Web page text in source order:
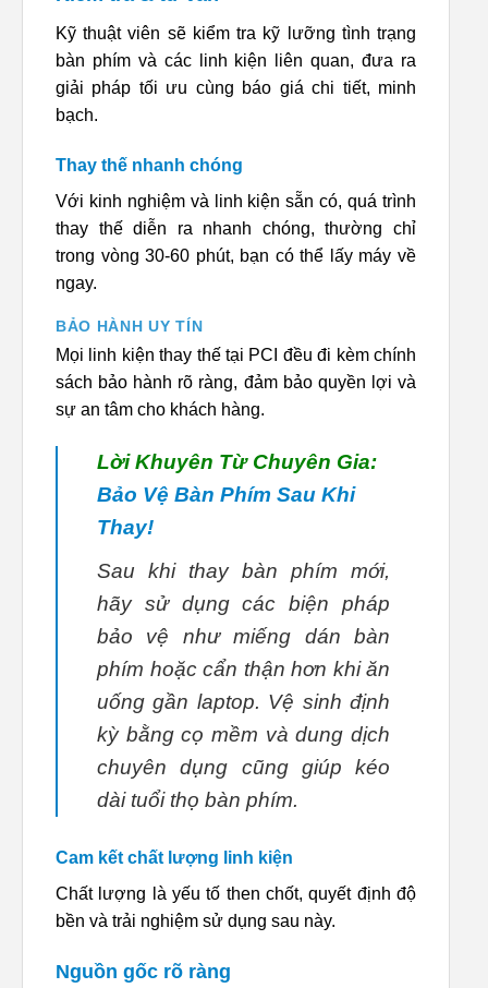
Kỹ thuật viên sẽ kiểm tra kỹ lưỡng tình trạng
bàn phím và các linh kiện liên quan, đưa ra
giải pháp tối ưu cùng báo giá chi tiết, minh
bạch.
Thay thế nhanh chóng
Với kinh nghiệm và linh kiện sẵn có, quá trình
thay thế diễn ra nhanh chóng, thường chỉ
trong vòng 30-60 phút, bạn có thể lấy máy về
ngay.
BẢO HÀNH UY TÍN
Mọi linh kiện thay thế tại PCI đều đi kèm chính
sách bảo hành rõ ràng, đảm bảo quyền lợi và
sự an tâm cho khách hàng.
Lời Khuyên Từ Chuyên Gia:
Bảo Vệ Bàn Phím Sau Khi
Thay!
Sau khi thay bàn phím mới,
hãy sử dụng các biện pháp
bảo vệ như miếng dán bàn
phím hoặc cẩn thận hơn khi ăn
uống gần laptop. Vệ sinh định
kỳ bằng cọ mềm và dung dịch
chuyên dụng cũng giúp kéo
dài tuổi thọ bàn phím.
Cam kết chất lượng linh kiện
Chất lượng là yếu tố then chốt, quyết định độ
bền và trải nghiệm sử dụng sau này.
Nguồn gốc rõ ràng